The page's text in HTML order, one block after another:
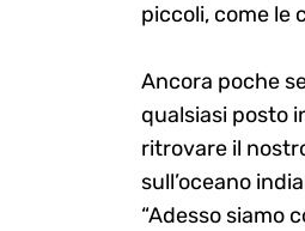
piccoli, come le
Ancora poche
qualsiasi posto
ritrovare il
sull’oceano
“Adesso siamo